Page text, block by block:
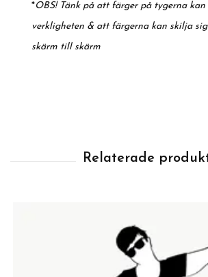
*OBS! Tänk på att färger på tygerna
verkligheten & att färgerna kan skilja
skärm till skärm